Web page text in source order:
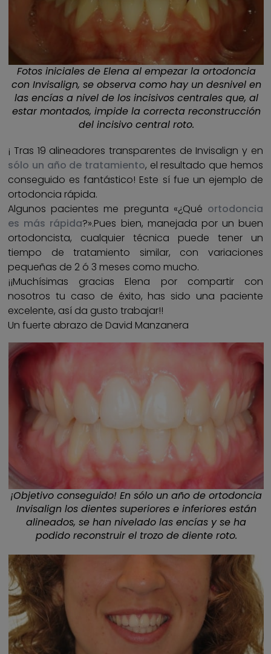
Fotos iniciales de Elena al empezar la ortodoncia
con Invisalign, se observa como hay un desnivel en
las encías a nivel de los incisivos centrales que, al
estar montados, impide la correcta reconstrucción
del incisivo central roto.
¡ Tras 19 alineadores transparentes de Invisalign y en
sólo un año de tratamiento, el resultado que hemos
conseguido es fantástico! Este sí fue un ejemplo de
ortodoncia rápida.
Algunos pacientes me pregunta «¿Qué ortodoncia
es más rápida?».Pues bien, manejada por un buen
ortodoncista, cualquier técnica puede tener un
tiempo de tratamiento similar, con variaciones
pequeñas de 2 ó 3 meses como mucho.
¡¡Muchísimas gracias Elena por compartir con
nosotros tu caso de éxito, has sido una paciente
excelente, así da gusto trabajar!!
Un fuerte abrazo de David Manzanera
¡Objetivo conseguido! En sólo un año de ortodoncia
Invisalign los dientes superiores e inferiores están
alineados, se han nivelado las encías y se ha
podido reconstruir el trozo de diente roto.